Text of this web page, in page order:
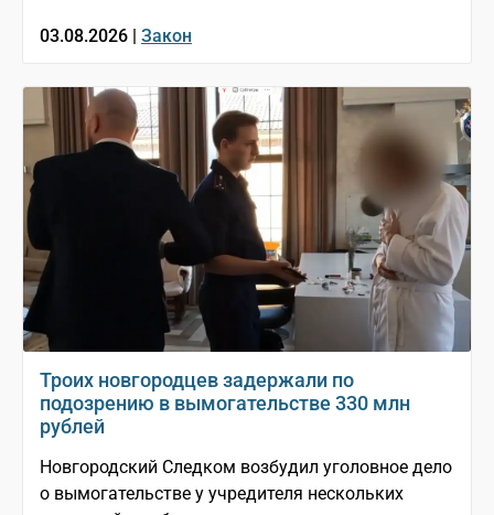
03.08.2026 | Закон
Троих новгородцев задержали по
подозрению в вымогательстве 330 млн
рублей
Новгородский Следком возбудил уголовное дело
о вымогательстве у учредителя нескольких